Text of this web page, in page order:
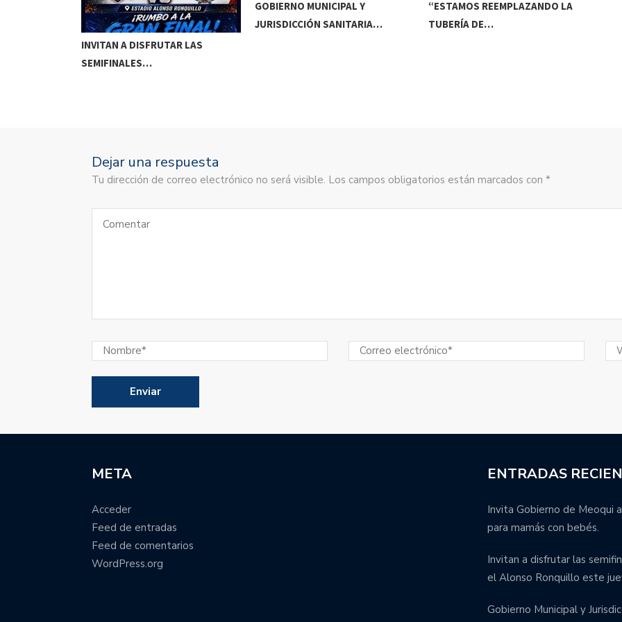
INVITAN A DISFRUTAR LAS
SEMIFINALES…
GOBIERNO MUNICIPAL Y
JURISDICCIÓN SANITARIA…
“ESTAMOS REEMPLAZANDO LA
TUBERÍA DE…
Dejar una respuesta
Tu dirección de correo electrónico no será visible. Los campos obligatorios están marcados con *
META
Acceder
Feed de entradas
Feed de comentarios
WordPress.org
ENTRADAS
Invita Gobierno de Meoqui
para mamás con bebés.
Invitan a disfrutar las
el Alonso Ronquillo este
Gobierno Municipal y